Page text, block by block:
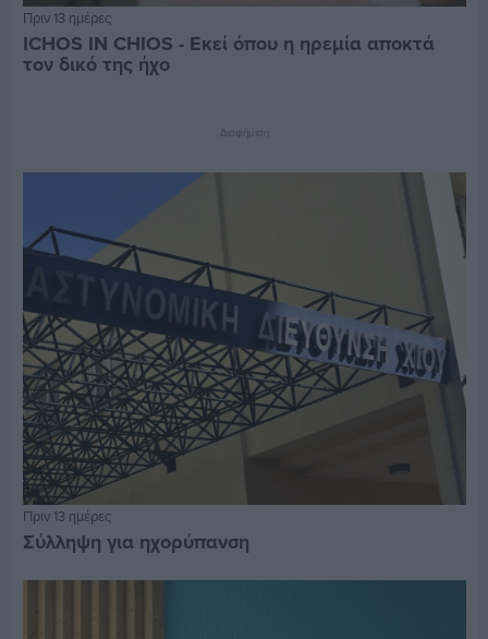
Πριν 13 ημέρες
ICHOS IN CHIOS - Εκεί όπου η ηρεμία αποκτά
τον δικό της ήχο
Διαφήμιση
Πριν 13 ημέρες
Σύλληψη για ηχορύπανση